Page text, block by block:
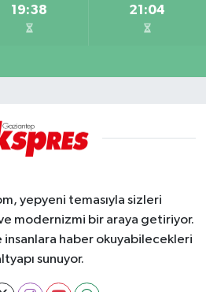
19:38 21:04
yepyeni temasıyla sizleri
modernizmi bir araya getiriyor.
insanlara haber okuyabilecekleri
sunuyor.